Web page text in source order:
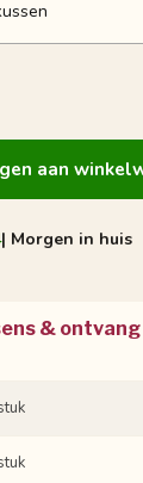
aan
| Morgen in huis
&